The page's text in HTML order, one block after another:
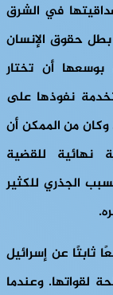
في الشرق
بطل حقوق الإنسان
أن تختار
نفوذها على
وكان من الممكن أن
نهائية للقضية
الجذري للكثير
ثابتًا عن إسرائيل
لقواتها. وعندما